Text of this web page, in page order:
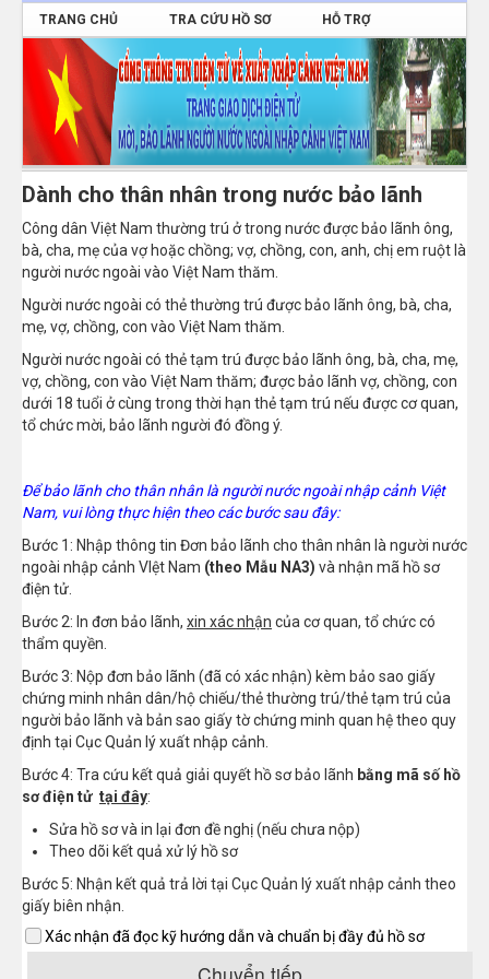
TRANG CHỦ TRA CỨU HỒ SƠ HỖ TRỢ
ĐĂNG NHẬP
Dành cho thân nhân trong nước bảo lãnh
Công dân Việt Nam thường trú ở trong nước được bảo lãnh ông,
bà, cha, mẹ của vợ hoặc chồng; vợ, chồng, con, anh, chị em ruột là
người nước ngoài vào Việt Nam thăm.
Người nước ngoài có thẻ thường trú được bảo lãnh ông, bà, cha,
mẹ, vợ, chồng, con vào Việt Nam thăm.
Người nước ngoài có thẻ tạm trú được bảo lãnh ông, bà, cha, mẹ,
vợ, chồng, con vào Việt Nam thăm; được bảo lãnh vợ, chồng, con
dưới 18 tuổi ở cùng trong thời hạn thẻ tạm trú nếu được cơ quan,
tổ chức mời, bảo lãnh người đó đồng ý.
Để bảo lãnh cho thân nhân là người nước ngoài nhập cảnh Việt
Nam, vui lòng thực hiện theo các bước sau đây:
Bước 1: Nhập thông tin Đơn bảo lãnh cho thân nhân là người nước
ngoài nhập cảnh VIệt Nam (theo Mẫu NA3) và nhận mã hồ sơ
điện tử.
Bước 2: In đơn bảo lãnh, xin xác nhận của cơ quan, tổ chức có
thẩm quyền.
Bước 3: Nộp đơn bảo lãnh (đã có xác nhận) kèm bảo sao giấy
chứng minh nhân dân/hộ chiếu/thẻ thường trú/thẻ tạm trú của
người bảo lãnh và bản sao giấy tờ chứng minh quan hệ theo quy
định tại Cục Quản lý xuất nhập cảnh.
Bước 4: Tra cứu kết quả giải quyết hồ sơ bảo lãnh bằng mã số hồ
sơ điện tử tại đây:
Sửa hồ sơ và in lại đơn đề nghị (nếu chưa nộp)
Theo dõi kết quả xử lý hồ sơ
Bước 5: Nhận kết quả trả lời tại Cục Quản lý xuất nhập cảnh theo
giấy biên nhận.
Xác nhận đã đọc kỹ hướng dẫn và chuẩn bị đầy đủ hồ sơ